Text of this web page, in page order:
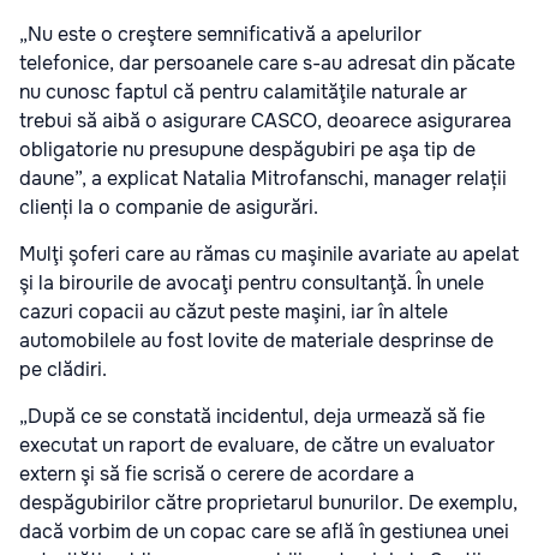
„Nu este o creştere semnificativă a apelurilor
telefonice, dar persoanele care s-au adresat din păcate
nu cunosc faptul că pentru calamităţile naturale ar
trebui să aibă o asigurare CASCO, deoarece asigurarea
obligatorie nu presupune despăgubiri pe aşa tip de
daune”, a explicat Natalia Mitrofanschi, manager relații
clienți la o companie de asigurări.
Mulţi şoferi care au rămas cu maşinile avariate au apelat
şi la birourile de avocaţi pentru consultanţă. În unele
cazuri copacii au căzut peste maşini, iar în altele
automobilele au fost lovite de materiale desprinse de
pe clădiri.
„După ce se constată incidentul, deja urmează să fie
executat un raport de evaluare, de către un evaluator
extern şi să fie scrisă o cerere de acordare a
despăgubirilor către proprietarul bunurilor. De exemplu,
dacă vorbim de un copac care se află în gestiunea unei